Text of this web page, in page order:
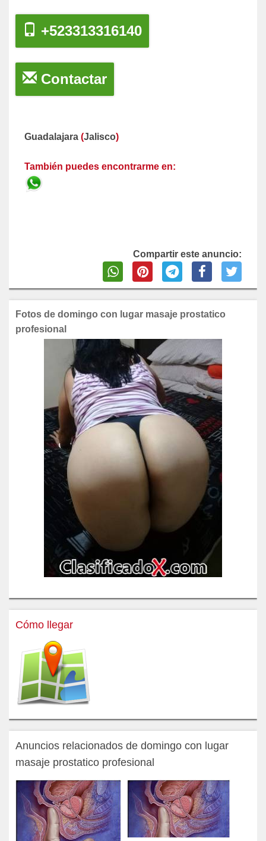
+523313316140
Contactar
Guadalajara (Jalisco)
También puedes encontrarme en:
Compartir este anuncio:
Fotos de domingo con lugar masaje prostatico
profesional
Cómo llegar
Anuncios relacionados de domingo con lugar
masaje prostatico profesional